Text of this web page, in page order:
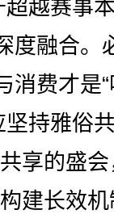
超越赛事
度融合。
消费才是
坚持雅俗
享的盛
建长效